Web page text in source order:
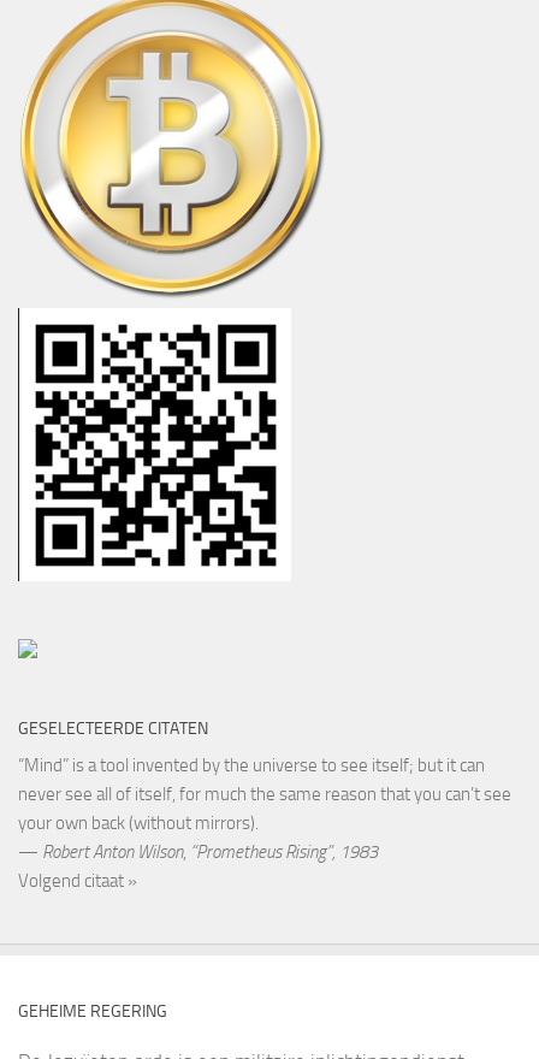
GESELECTEERDE CITATEN
“Mind” is a tool invented by the universe to see itself; but it can
never see all of itself, for much the same reason that you can’t see
your own back (without mirrors).
— Robert Anton Wilson, “Prometheus Rising”, 1983
Volgend citaat »
GEHEIME REGERING